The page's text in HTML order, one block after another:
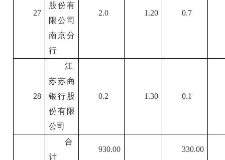
27
股份有
限公司
南京分
行
2.0 1.20 0.7
28
江
苏苏商
银行股
份有限
公司
0.2 1.30 0.1
合
计
930.00 330.00